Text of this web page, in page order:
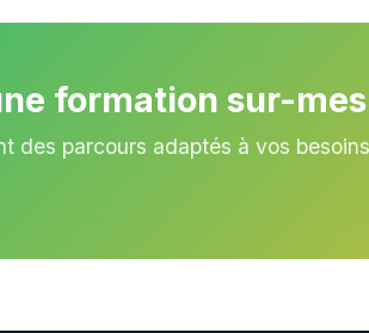
formation sur-
des parcours adaptés à vos